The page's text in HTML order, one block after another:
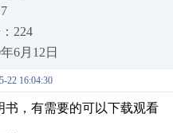
224
6月12日
22 16:04:30
书，有需要的可以下载观看